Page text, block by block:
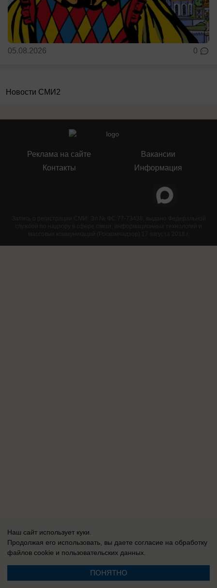
05.08.2026 0
Новости СМИ2
Реклама на сайте
Контакты
Вакансии
Информация
Запись о регистрации СМИ: Эл № ФС 77-73438, выдано Федеральной
службой по надзору в сфере связи, информационных технологий и
массовых коммуникаций (Роскомнадзор) 17 августа 2018 г.
Наш сайт использует куки.
Продолжая его использовать, вы даете согласие на обработку
файлов cookie и пользовательских данных.
ПОНЯТНО